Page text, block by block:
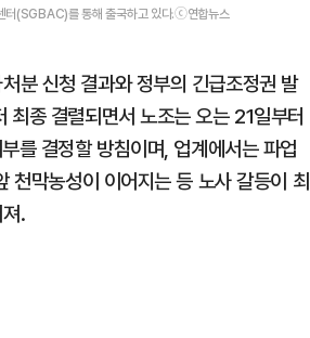
터(SGBAC)를 통해 출국하고 있다.ⓒ연합뉴스
분 신청 결과와 정부의 긴급조정권 발
종 결렬되면서 노조는 오는 21일부터
를 결정할 방침이며, 업계에서는 파업
천막농성이 이어지는 등 노사 갈등이 최
.